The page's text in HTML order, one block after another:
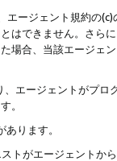
エージェント規約の
はできません。さら
場合、当該エージェ
エージェントがプ
。
ります。
トがエージェントか